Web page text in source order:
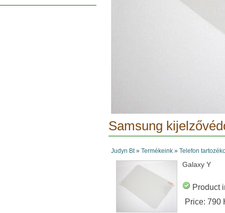
Samsung
Judyn Bt» Termékeink» Telefon
Galaxy Y
Product
Price: 790